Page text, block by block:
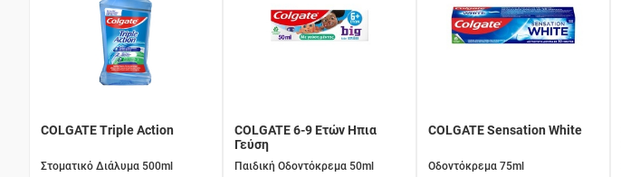
COLGATE Triple Action
Στοματικό Διάλυμα 500ml
COLGATE 6-9 Ετών Ηπια
Γεύση
Παιδική Οδοντόκρεμα 50ml
COLGATE Sensation White
Οδοντόκρεμα 75ml